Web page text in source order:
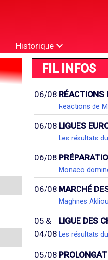
Historique
FIL INFOS
06/08 RÉACTIONS
Réactions de
06/08 LIGUES
Les résultats
06/08
Monaco
06/08 MARCHÉ
Maghnes
05 &
04/08
LIGUE DES
Les résultats
05/08